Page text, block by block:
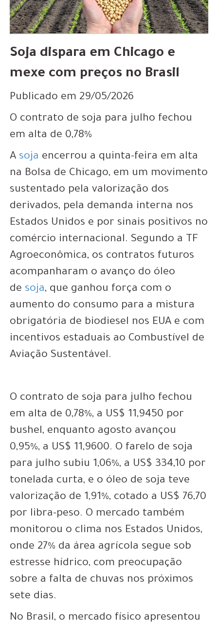
Soja dispara em Chicago e
mexe com preços no Brasil
Publicado em 29/05/2026
O contrato de soja para julho fechou
em alta de 0,78%
A soja encerrou a quinta-feira em alta
na Bolsa de Chicago, em um movimento
sustentado pela valorização dos
derivados, pela demanda interna nos
Estados Unidos e por sinais positivos no
comércio internacional. Segundo a TF
Agroeconômica, os contratos futuros
acompanharam o avanço do óleo
de soja, que ganhou força com o
aumento do consumo para a mistura
obrigatória de biodiesel nos EUA e com
incentivos estaduais ao Combustível de
Aviação Sustentável.
O contrato de soja para julho fechou
em alta de 0,78%, a US$ 11,9450 por
bushel, enquanto agosto avançou
0,95%, a US$ 11,9600. O farelo de soja
para julho subiu 1,06%, a US$ 334,10 por
tonelada curta, e o óleo de soja teve
valorização de 1,91%, cotado a US$ 76,70
por libra-peso. O mercado também
monitorou o clima nos Estados Unidos,
onde 27% da área agrícola segue sob
estresse hídrico, com preocupação
sobre a falta de chuvas nos próximos
sete dias.
No Brasil, o mercado físico apresentou